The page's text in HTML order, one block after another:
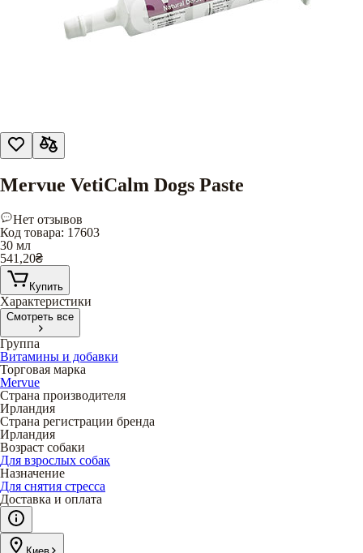
Mervue VetiCalm Dogs Paste
Нет отзывов
Код товара: 17603
30 мл
541,20₴
Купить
Характеристики
Смотреть все
Группа
Витамины и добавки
Торговая марка
Mervue
Страна производителя
Ирландия
Страна регистрации бренда
Ирландия
Возраст собаки
Для взрослых собак
Назначение
Для снятия стресса
Доставка и оплата